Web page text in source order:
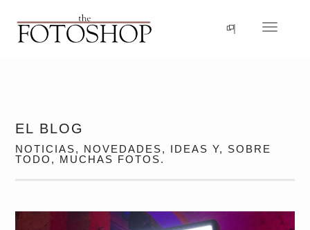
Idioma
EL BLOG
NOTICIAS, NOVEDADES, IDEAS Y, SOBRE
TODO, MUCHAS FOTOS.